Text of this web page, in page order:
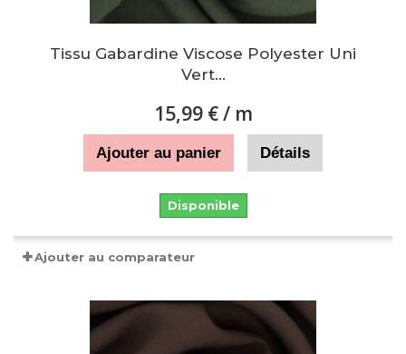
Tissu Gabardine Viscose Polyester Uni
Vert...
15,99 €/ m
Ajouter au panier Détails
Disponible
Ajouter au comparateur